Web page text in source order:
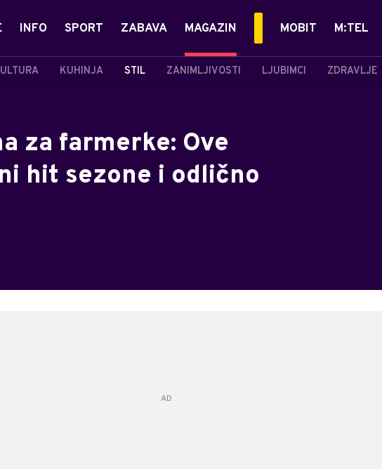
INFO SPORT ZABAVA MAGAZIN
KUHINJA STIL ZANIMLJIVOSTI LJUBIMCI ZDRAVLJE
MOBIT M:TEL
za farmerke: Ove
hit sezone i odlično